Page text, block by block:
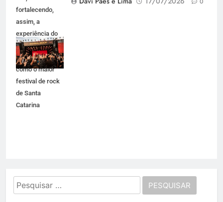
fortalecendo,
assim, a
experiência do
público e se
consolidando
como o maior
festival de rock
de Santa
Catarina
Pesquisar
por: